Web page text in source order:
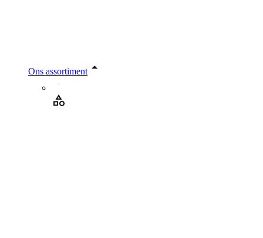
Ons assortiment